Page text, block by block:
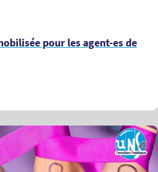
pour les agent-es de